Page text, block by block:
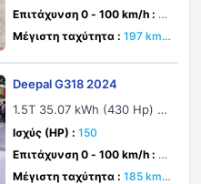
Επιτάχυνση 0 - 100 km/h : 9.
9 δευτ.
Μέγιστη ταχύτητα : 197 km/
Deepal G318 2024
1.5T 35.07 kWh (430 Hp) 4
WD Extended Range
Ισχύς (HP) : 150
Επιτάχυνση 0 - 100 km/h : 6.
3 δευτ.
Μέγιστη ταχύτητα : 185 km/